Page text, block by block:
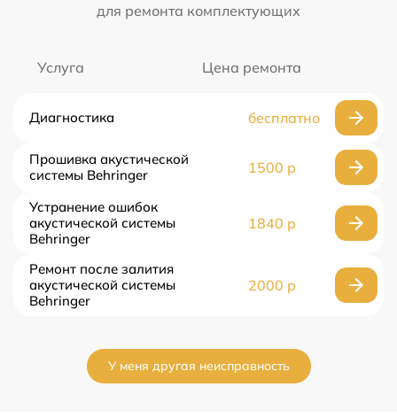
для ремонта комплектующих
Услуга Цена ремонта
Диагностика бесплатно
Прошивка акустической
системы Behringer
1500 р
Устранение ошибок
акустической системы
Behringer
1840 р
Ремонт после залития
акустической системы
Behringer
2000 р
У меня другая неисправность